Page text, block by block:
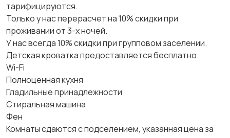
тарифицируются.
Только у нас перерасчет на 10% скидки при
проживании от 3-х ночей.
У нас всегда 10% скидки при групповом заселении.
Детская кроватка предоставляется бесплатно.
Wi-Fi
Полноценная кухня
Гладильные принадлежности
Стиральная машина
Фен
Комнаты сдаются с подселением, указанная цена за